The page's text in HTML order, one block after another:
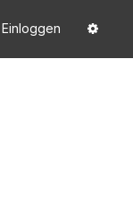
Einloggen